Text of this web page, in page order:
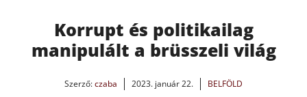
Korrupt és politikailag
manipulált a brüsszeli világ
Szerző:czaba 2023. január 22. BELFÖLD